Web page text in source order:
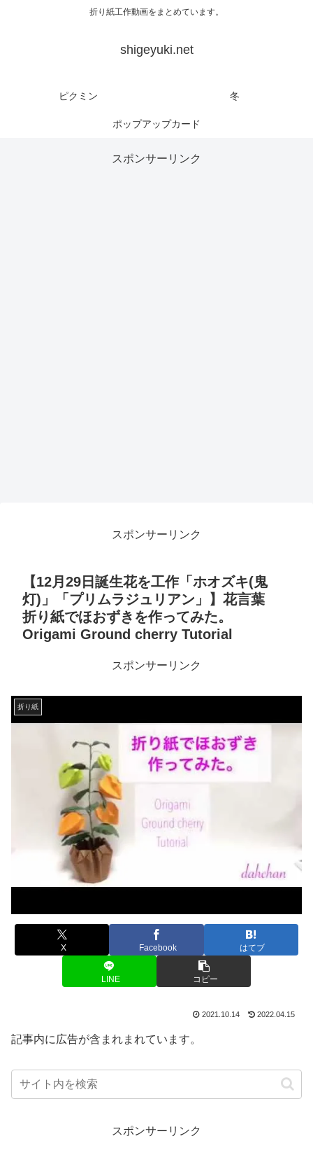
折り紙工作動画をまとめています。
shigeyuki.net
ピクミン 冬
ポップアップカード
スポンサーリンク
スポンサーリンク
【12月29日誕生花を工作「ホオズキ(鬼
灯)」「プリムラジュリアン」】花言葉
折り紙でほおずきを作ってみた。
Origami Ground cherry Tutorial
スポンサーリンク
折り紙
X Facebook はてブ
LINE コピー
2021.10.14 2022.04.15
記事内に広告が含まれまれています。
スポンサーリンク